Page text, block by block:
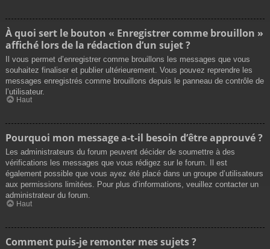
À quoi sert le bouton « Enregistrer comme brouillon »
affiché lors de la rédaction d’un sujet ?
Il vous permet d’enregistrer comme brouillons les messages que vous
souhaitez finaliser et publier ultérieurement. Vous pouvez reprendre les
messages enregistrés comme brouillons depuis le panneau de contrôle de
l’utilisateur.
Haut
Pourquoi mon message a-t-il besoin d’être approuvé ?
Les administrateurs du forum peuvent décider de soumettre à des
vérifications les messages que vous rédigez sur le forum. Il est
également possible que vous ayez été placé dans un groupe d’utilisateurs
aux permissions limitées. Pour plus d’informations, veuillez contacter un
administrateur du forum.
Haut
Comment puis-je remonter mes sujets ?